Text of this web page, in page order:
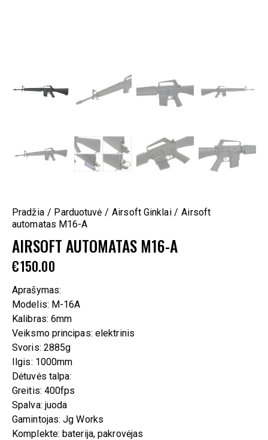
Pradžia Parduotuvė Airsoft Ginklai
Airsoft
automatas M16-A
AIRSOFT AUTOMATAS M16-A
€150.00
Aprašymas:
Modelis: M-16A
Kalibras: 6mm
Veiksmo principas: elektrinis
Svoris: 2885g
Ilgis: 1000mm
Dėtuvės talpa:
Greitis: 400fps
Spalva: juoda
Gamintojas: Jg Works
Komplekte: baterija, pakrovėjas